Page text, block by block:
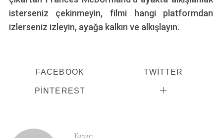
isterseniz çekinmeyin, filmi hangi platformdan
izlerseniz izleyin, ayağa kalkın ve alkışlayın.
FACEBOOK TWITTER
PINTEREST
Yazar: